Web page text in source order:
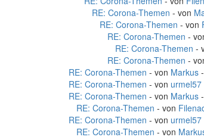
RE: Corona-Themen - von
RE: Corona-Themen - von
RE: Corona-Themen -
RE: Corona-Themen -
RE: Corona-Themen -
RE: Corona-Themen - von Markus
RE: Corona-Themen - von urmel57
RE: Corona-Themen - von Markus
RE: Corona-Themen - von
RE: Corona-Themen - von urmel57
RE: Corona-Themen - von